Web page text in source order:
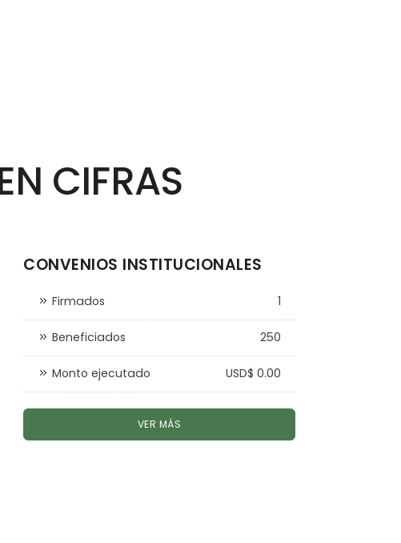
CIFRAS
CONVENIOS INSTITUCIONALES
Firmados 1
Beneficiados 250
Monto ejecutado USD$ 0.00
VER MÁS